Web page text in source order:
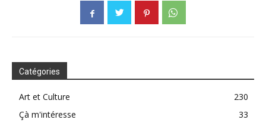
Catégories
Art et Culture
230
Çà m'intéresse
33